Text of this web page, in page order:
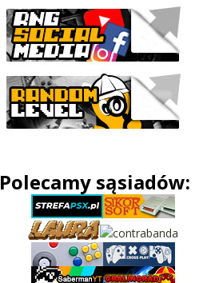
Polecamy sąsiadów: